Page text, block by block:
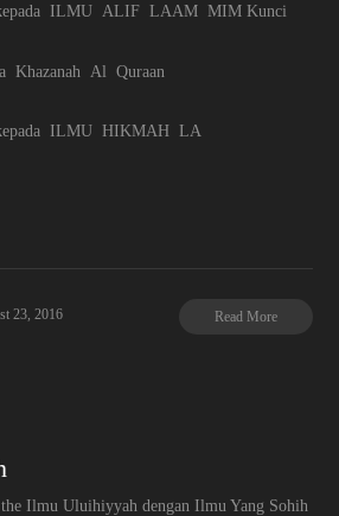
ILMU ALIF LAAM MIM Kunci
Khazanah Al Quraan
ILMU HIKMAH LA
23, 2016 Read More
Ilmu Uluihiyyah dengan Ilmu Yang Sohih